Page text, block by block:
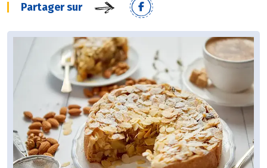
Partager sur